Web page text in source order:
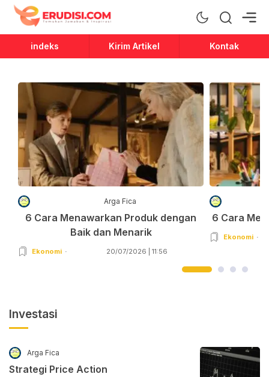
Erudisi
Temukan Jawaban dan Inspirasi
indeks Kirim Artikel Kontak
Arga Fica
6 Cara Menawarkan Produk dengan
Baik dan Menarik
Ekonomi 20/07/2026 | 11:56
6 Cara
Ekonomi
Investasi
Arga Fica
Strategi Price Action